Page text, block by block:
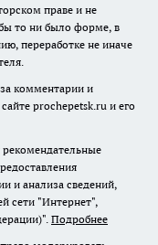
праве и не
то ни было форме, в
переработке не иначе
за комментарии и
prochepetsk.ru и его
и анализа сведений,
сети "Интернет",
Подробнее